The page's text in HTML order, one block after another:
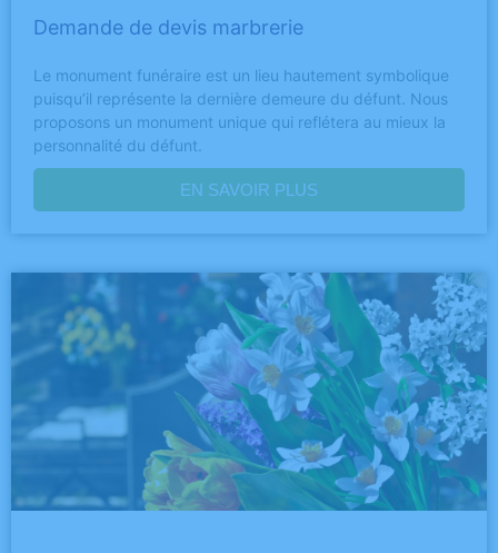
Demande de devis marbrerie
Le monument funéraire est un lieu hautement symbolique
puisqu’il représente la dernière demeure du défunt. Nous
proposons un monument unique qui reflétera au mieux la
personnalité du défunt.
EN SAVOIR PLUS